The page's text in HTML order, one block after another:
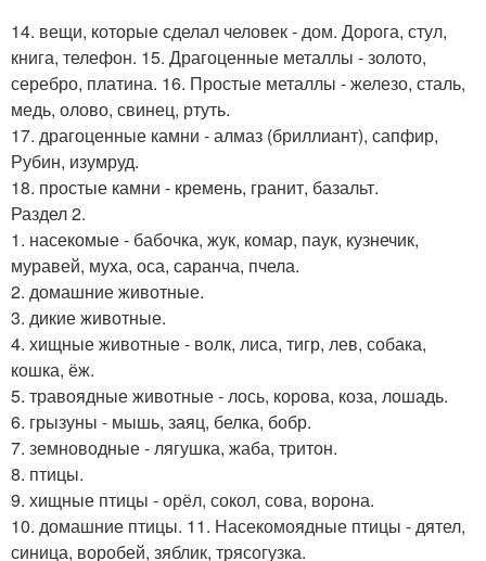
14. вещи, которые сделал человек - дом. Дорога, стул,
книга, телефон. 15. Драгоценные металлы - золото,
серебро, платина. 16. Простые металлы - железо, сталь,
медь, олово, свинец, ртуть.
17. драгоценные камни - алмаз (бриллиант), сапфир,
Рубин, изумруд.
18. простые камни - кремень, гранит, базальт.
Раздел 2.
1. насекомые - бабочка, жук, комар, паук, кузнечик,
муравей, муха, оса, саранча, пчела.
2. домашние животные.
3. дикие животные.
4. хищные животные - волк, лиса, тигр, лев, собака,
кошка, ёж.
5. травоядные животные - лось, корова, коза, лошадь.
6. грызуны - мышь, заяц, белка, бобр.
7. земноводные - лягушка, жаба, тритон.
8. птицы.
9. хищные птицы - орёл, сокол, сова, ворона.
10. домашние птицы. 11. Насекомоядные птицы - дятел,
синица, воробей, зяблик, трясогузка.